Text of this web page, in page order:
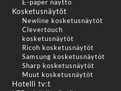
E-paper näyttö
Kosketusnäytöt
Newline kosketusnäytöt
Clevertouch
kosketusnäytöt
Ricoh kosketusnäytöt
Samsung kosketusnäytöt
Sharp kosketusnäytöt
Muut kosketusnäytöt
Hotelli tv:t